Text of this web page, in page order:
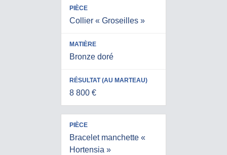
Collier « Groseilles »
Bronze doré
8 800 €
Bracelet manchette «
Hortensia »